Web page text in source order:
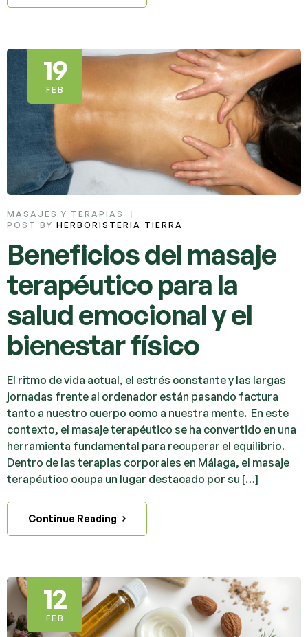
19
FEB
MASAJES Y TERAPIAS
POST BY HERBORISTERIA TIERRA
Beneficios del masaje
terapéutico para la
salud emocional y el
bienestar físico
El ritmo de vida actual, el estrés constante y las largas
jornadas frente al ordenador están pasando factura
tanto a nuestro cuerpo como a nuestra mente. En este
contexto, el masaje terapéutico se ha convertido en una
herramienta fundamental para recuperar el equilibrio.
Dentro de las terapias corporales en Málaga, el masaje
terapéutico ocupa un lugar destacado por su […]
Continue Reading
12
FEB